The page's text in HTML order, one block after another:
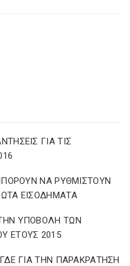
ΓΙΑ ΤΙΣ
ΝΑ ΡΥΘΜΙΣΤΟΥΝ
ΕΙΣΟΔΗΜΑΤΑ
ΥΠΟΒΟΛΗ ΤΩΝ
ΕΤΟΥΣ 2015
ΓΙΑ ΤΗΝ ΠΑΡΑΚΡΑΤΗΣΗ